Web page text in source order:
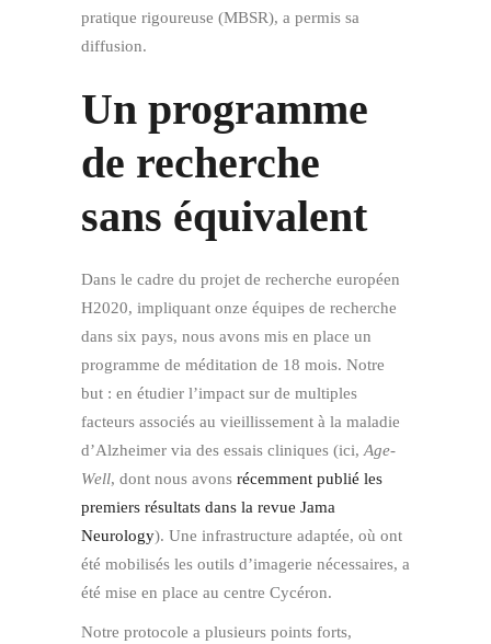
pratique rigoureuse (MBSR), a permis sa
diffusion.
Un programme
de recherche
sans équivalent
Dans le cadre du projet de recherche européen
H2020, impliquant onze équipes de recherche
dans six pays, nous avons mis en place un
programme de méditation de 18 mois. Notre
but : en étudier l’impact sur de multiples
facteurs associés au vieillissement à la maladie
d’Alzheimer via des essais cliniques (ici,Age-
Well, dont nous avons récemment publié les
premiers résultats dans la revue Jama
Neurology). Une infrastructure adaptée, où ont
été mobilisés les outils d’imagerie nécessaires, a
été mise en place au centre Cycéron.
Notre protocole a plusieurs points forts,